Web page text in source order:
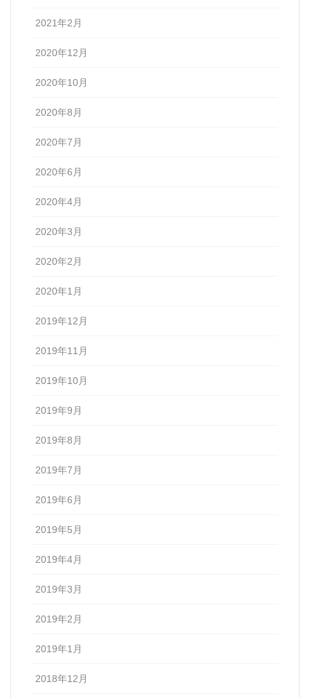
2021年2月
2020年12月
2020年10月
2020年8月
2020年7月
2020年6月
2020年4月
2020年3月
2020年2月
2020年1月
2019年12月
2019年11月
2019年10月
2019年9月
2019年8月
2019年7月
2019年6月
2019年5月
2019年4月
2019年3月
2019年2月
2019年1月
2018年12月